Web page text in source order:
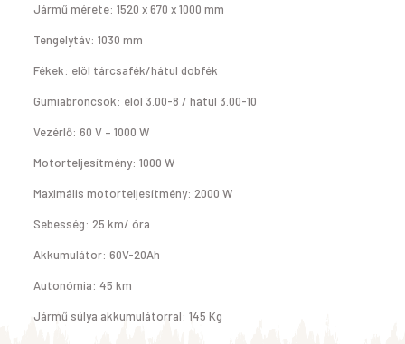
Jármű mérete: 1520 x 670 x 1000 mm
Tengelytáv: 1030 mm
Fékek: elöl tárcsafék/hátul dobfék
Gumiabroncsok: elöl 3.00-8 / hátul 3.00-10
Vezérlő: 60 V – 1000 W
Motorteljesítmény: 1000 W
Maximális motorteljesítmény: 2000 W
Sebesség: 25 km/ óra
Akkumulátor: 60V-20Ah
Autonómia: 45 km
Jármű súlya akkumulátorral: 145 Kg